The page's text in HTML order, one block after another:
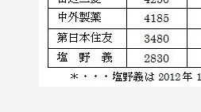
ドライヤー 温度 髪 ダメージ
ナイトプロテイン ナイト